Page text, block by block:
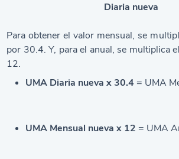
Diaria nueva
Para obtener el valor mensual, se
por 30.4. Y, para el anual, se multiplica
12.
UMA Diaria nueva x 30.4 = UMA
UMA Mensual nueva x 12 = UMA